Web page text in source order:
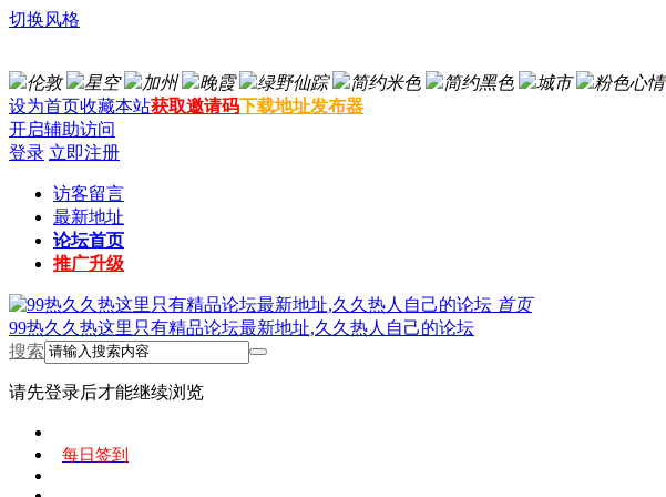
切换风格
伦敦 星空 加州 晚霞 绿野仙踪 简约米色 简约黑色 城市 粉色心情
设为首页收藏本站获取邀请码下载地址发布器
开启辅助访问
登录 立即注册
访客留言
最新地址
论坛首页
推广升级
首页
99热久久热这里只有精品论坛最新地址,久久热人自己的论坛
搜索
请先登录后才能继续浏览
每日签到